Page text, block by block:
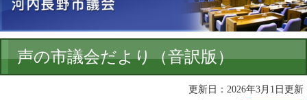
文
声の市議会だより（音訳版）
更新日：2026年3月1日更新